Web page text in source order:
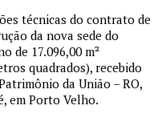
técnicas do contrato de
da nova sede do
de 17.096,00 m²
quadrados), recebido
da União – RO,
em Porto Velho.